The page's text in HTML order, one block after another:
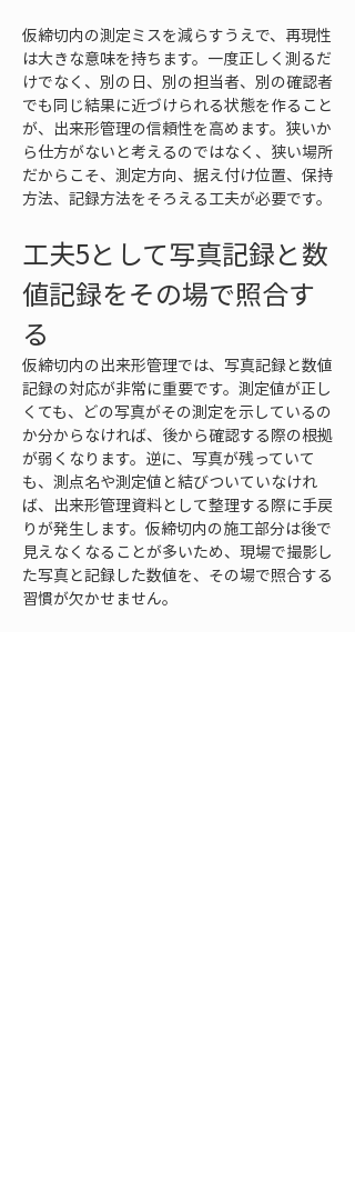
仮締切内の測定ミスを減らすうえで、再現性
は大きな意味を持ちます。一度正しく測るだ
けでなく、別の日、別の担当者、別の確認者
でも同じ結果に近づけられる状態を作ること
が、出来形管理の信頼性を高めます。狭いか
ら仕方がないと考えるのではなく、狭い場所
だからこそ、測定方向、据え付け位置、保持
方法、記録方法をそろえる工夫が必要です。
工夫5として写真記録と数
値記録をその場で照合す
る
仮締切内の出来形管理では、写真記録と数値
記録の対応が非常に重要です。測定値が正し
くても、どの写真がその測定を示しているの
か分からなければ、後から確認する際の根拠
が弱くなります。逆に、写真が残っていて
も、測点名や測定値と結びついていなけれ
ば、出来形管理資料として整理する際に手戻
りが発生します。仮締切内の施工部分は後で
見えなくなることが多いため、現場で撮影し
た写真と記録した数値を、その場で照合する
習慣が欠かせません。